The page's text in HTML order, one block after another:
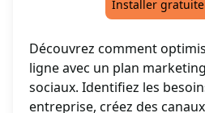
Installer
Découvrez comment
ligne avec un plan
sociaux. Identifiez les
entreprise, créez des